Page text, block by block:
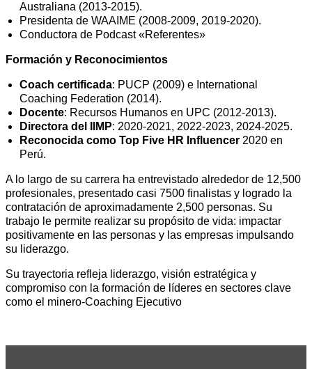
Australiana (2013-2015).
Presidenta de WAAIME (2008-2009, 2019-2020).
Conductora de Podcast «Referentes»
Formación y Reconocimientos
Coach certificada: PUCP (2009) e International
Coaching Federation (2014).
Docente: Recursos Humanos en UPC (2012-2013).
Directora del IIMP: 2020-2021, 2022-2023, 2024-2025.
Reconocida como Top Five HR Influencer 2020 en
Perú.
A lo largo de su carrera ha entrevistado alrededor de 12,500
profesionales, presentado casi 7500 finalistas y logrado la
contratación de aproximadamente 2,500 personas. Su
trabajo le permite realizar su propósito de vida: impactar
positivamente en las personas y las empresas impulsando
su liderazgo.
Su trayectoria refleja liderazgo, visión estratégica y
compromiso con la formación de líderes en sectores clave
como el minero-Coaching Ejecutivo